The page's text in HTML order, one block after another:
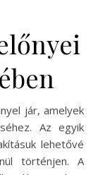
jár, amelyek
Az egyik
lehetővé
történjen. A